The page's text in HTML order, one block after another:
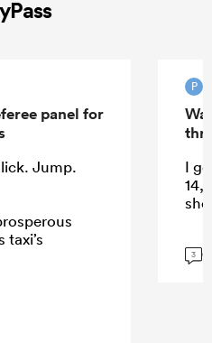
panel for
Jump.
P
I
14,
3